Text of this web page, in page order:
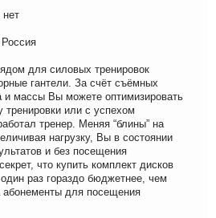
нет
для силовых тренировок
гантели. За счёт съёмных
и массы Вы можете оптимизировать
тренировки или с успехом
тренер. Меняя “блины” на
нагрузку, Вы в состоянии
и без посещения
что купить комплект дисков
раз гораздо бюджетнее, чем
абонементы для посещения